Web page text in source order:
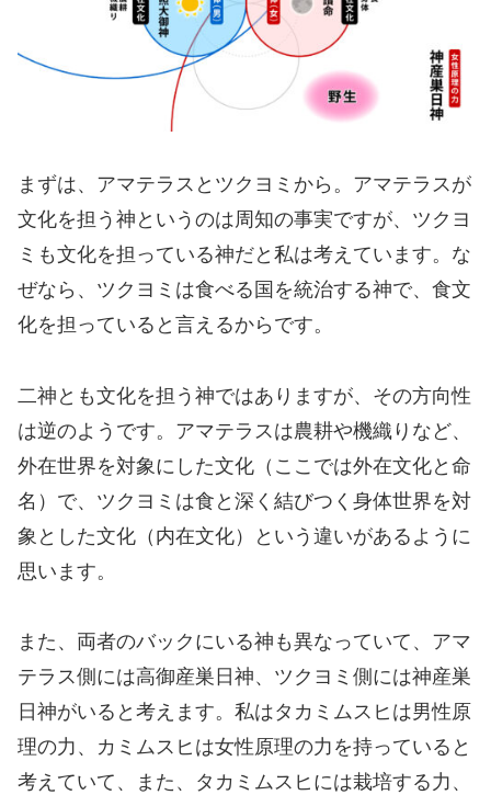
まずは、アマテラスとツクヨミから。アマテラスが
文化を担う神というのは周知の事実ですが、ツクヨ
ミも文化を担っている神だと私は考えています。な
ぜなら、ツクヨミは食べる国を統治する神で、食文
化を担っていると言えるからです。
二神とも文化を担う神ではありますが、その方向性
は逆のようです。アマテラスは農耕や機織りなど、
外在世界を対象にした文化（ここでは外在文化と命
名）で、ツクヨミは食と深く結びつく身体世界を対
象とした文化（内在文化）という違いがあるように
思います。
また、両者のバックにいる神も異なっていて、アマ
テラス側には高御産巣日神、ツクヨミ側には神産巣
日神がいると考えます。私はタカミムスヒは男性原
理の力、カミムスヒは女性原理の力を持っていると
考えていて、また、タカミムスヒには栽培する力、